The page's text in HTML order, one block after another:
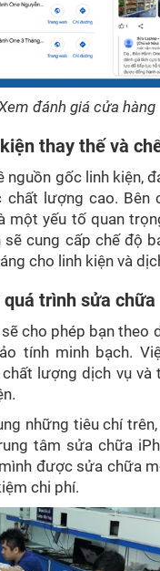
đánh giá cửa hàng
thay thế và
nguồn gốc linh kiện,
chất lượng cao. Bên
một yếu tố quan
cung cấp chế độ
cho linh kiện và
trình sửa chữa
cho phép bạn theo
tính minh bạch.
lượng dịch vụ và
những tiêu chí
tâm sửa chữa
được sửa chữa
chi phí.